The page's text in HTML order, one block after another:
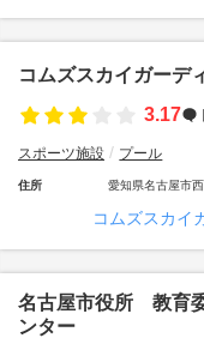
コムズスカイガーデ
3.17
スポーツ施設 プール
住所 愛知県名古屋市
コムズスカイ
名古屋市役所 教育
ンター